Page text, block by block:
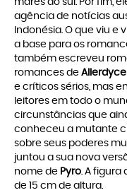
mares do sul. Por fim,
agência de notícias
Indonésia. O que viu
a base para os
também escreveu
romances de Allerdyce
e críticos sérios, mas
leitores em todo o
circunstâncias que
conheceu a mutante
sobre seus poderes
juntou a sua nova
nome de Pyro. A figura
de 15 cm de altura.